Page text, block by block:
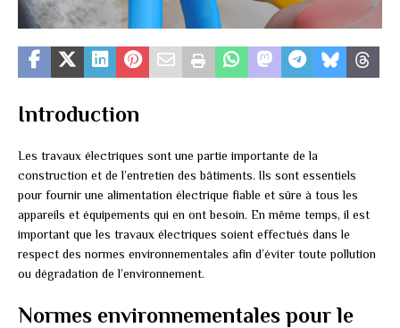
Introduction
Les travaux électriques sont une partie importante de la
construction et de l’entretien des bâtiments. Ils sont essentiels
pour fournir une alimentation électrique fiable et sûre à tous les
appareils et équipements qui en ont besoin. En même temps, il est
important que les travaux électriques soient effectués dans le
respect des normes environnementales afin d’éviter toute pollution
ou dégradation de l’environnement.
Normes environnementales pour le